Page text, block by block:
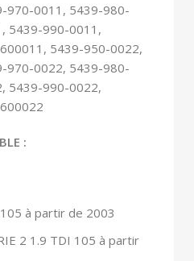
970-0011, 5439-980-
5439-990-0011,
5439-950-0022,
970-0022, 5439-980-
5439-990-0022,
:
à partir de 2003
2 1.9 TDI 105 à partir